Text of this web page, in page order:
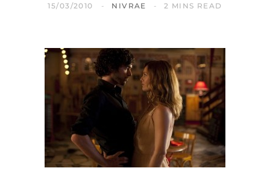
15/03/2010 NIVRAE 2 MINS READ